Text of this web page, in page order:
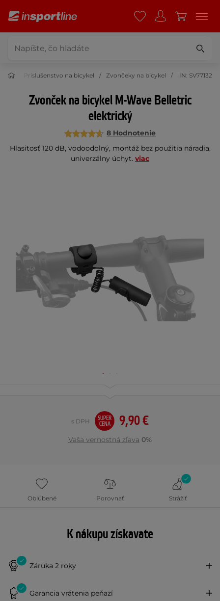
Príslušenstvo na bicykel Zvončeky na bicykel IN: SV77132
Zvonček na bicykel M-Wave Belletric
elektrický
8 Hodnotenie
Hlasitosť 120 dB, vodoodolný, montáž bez použitia náradia,
univerzálny úchyt. viac
9,90 €
s DPH
SUPER
CENA
Vaša vernostná zľava 0%
Obľúbené Porovnať Strážiť
K nákupu získavate
Záruka 2 roky
Garancia vrátenia peňazí